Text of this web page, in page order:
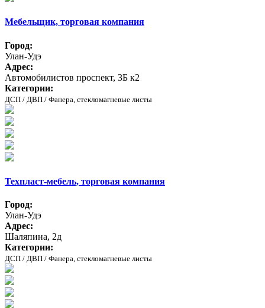
Мебельщик, торговая компания
Город:
Улан-Удэ
Адрес:
Автомобилистов проспект, 3Б к2
Категории:
ДСП / ДВП / Фанера, стекломагневые листы
Техпласт-мебель, торговая компания
Город:
Улан-Удэ
Адрес:
Шаляпина, 2д
Категории:
ДСП / ДВП / Фанера, стекломагневые листы